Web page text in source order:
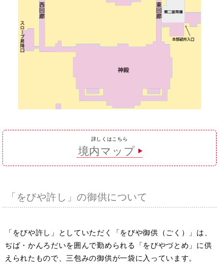
詳しくはこちら
境内マップ
「をびや許し」の御供について
「をびや許し」としていただく「をびや御供（ごく）」は、
ぢば・かんろだいを囲んで勤められる「をびやづとめ」に供
えられたもので、三包みの御供が一袋に入っています。